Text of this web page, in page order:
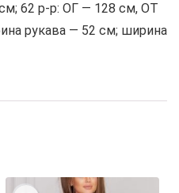
62 р-р: ОГ — 128 см, ОТ
рукава — 52 см; ширина